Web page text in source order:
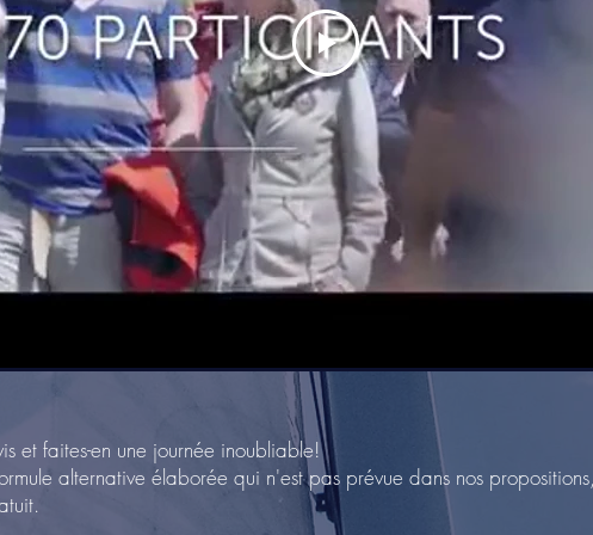
et faites-en une journée inoubliable!
alternative élaborée qui n'est pas prévue dans nos